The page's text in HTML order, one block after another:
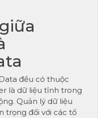
đều có thuộc
là dữ liệu tĩnh trong
Quản lý dữ liệu
trọng đối với các tổ